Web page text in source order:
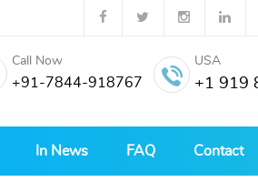
Call Now
+91-7844-918767
USA
+1 919
In News FAQ Contact